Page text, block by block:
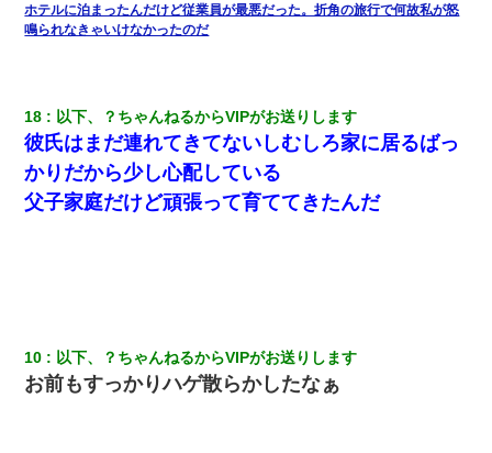
夫に癌の余命宣告。その闘病中に長女から信じられない言葉を受
義兄嫁「娘が大学に入ったら下宿させて」私「しつこい、学校斡
旋のアパートに行け」→ 旦那が義兄に通報したら「志望校を変え
ろ！」とキレて・・・
なかったその男子に女子達がお土産を渡した。5分後…
ホテルに泊まったんだけど従業員が最悪だった。折角の旅行で何故私が怒
鳴られなきゃいけなかったのだ
18 以下、？ちゃんねるからVIPがお送りします
彼氏はまだ連れてきてないしむしろ家に居るばっ
かりだから少し心配している
父子家庭だけど頑張って育ててきたんだ
10 以下、？ちゃんねるからVIPがお送りします
お前もすっかりハゲ散らかしたなぁ